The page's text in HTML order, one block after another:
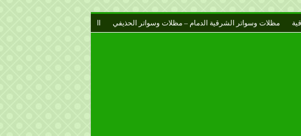
مظلات وسواتر الشرقية الدمام – مظلات وسواتر الحذيفي